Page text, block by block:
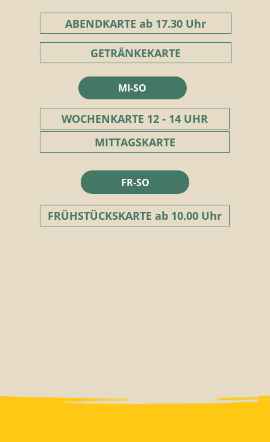
MI-SO
WOCHENKARTE 12 - 14 UHR
MITTAGSKARTE
FR-SO
FRÜHSTÜCKSKARTE ab 10.00 Uhr
ABENDKARTE ab 17.30 Uhr
GETRÄNKEKARTE